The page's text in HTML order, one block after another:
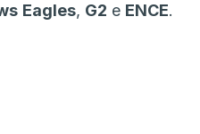
Eagles, G2 e ENCE.